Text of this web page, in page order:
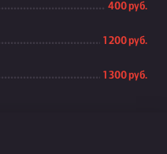
400 руб.
1 200 руб.
1 300 руб.